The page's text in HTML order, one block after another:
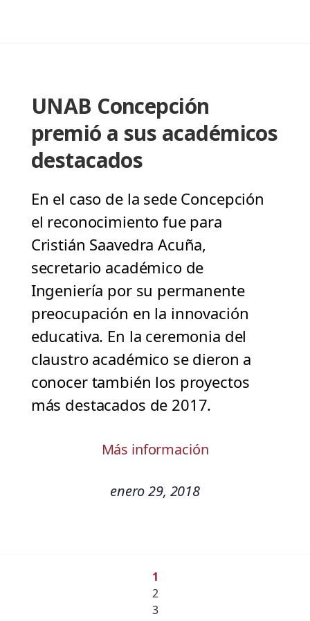
UNAB Concepción
premió a sus académicos
destacados
En el caso de la sede Concepción
el reconocimiento fue para
Cristián Saavedra Acuña,
secretario académico de
Ingeniería por su permanente
preocupación en la innovación
educativa. En la ceremonia del
claustro académico se dieron a
conocer también los proyectos
más destacados de 2017.
Más información
enero 29, 2018
1
2
3